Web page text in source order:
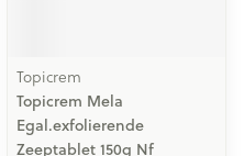
Topicrem
Topicrem Mela
Egal.exfolierende
Zeeptablet 150g Nf